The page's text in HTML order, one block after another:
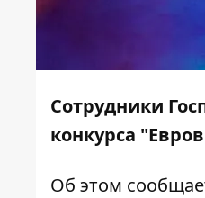
Сотрудники
конкурса
Об этом